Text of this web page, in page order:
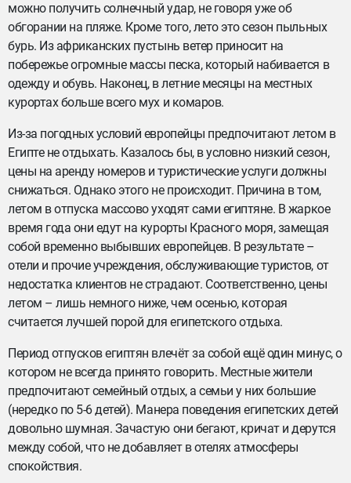
можно получить солнечный удар, не говоря уже об
обгорании на пляже. Кроме того, лето это сезон пыльных
бурь. Из африканских пустынь ветер приносит на
побережье огромные массы песка, который набивается в
одежду и обувь. Наконец, в летние месяцы на местных
курортах больше всего мух и комаров.
Из-за погодных условий европейцы предпочитают летом в
Египте не отдыхать. Казалось бы, в условно низкий сезон,
цены на аренду номеров и туристические услуги должны
снижаться. Однако этого не происходит. Причина в том,
летом в отпуска массово уходят сами египтяне. В жаркое
время года они едут на курорты Красного моря, замещая
собой временно выбывших европейцев. В результате –
отели и прочие учреждения, обслуживающие туристов, от
недостатка клиентов не страдают. Соответственно, цены
летом – лишь немного ниже, чем осенью, которая
считается лучшей порой для египетского отдыха.
Период отпусков египтян влечёт за собой ещё один минус, о
котором не всегда принято говорить. Местные жители
предпочитают семейный отдых, а семьи у них большие
(нередко по 5-6 детей). Манера поведения египетских детей
довольно шумная. Зачастую они бегают, кричат и дерутся
между собой, что не добавляет в отелях атмосферы
спокойствия.